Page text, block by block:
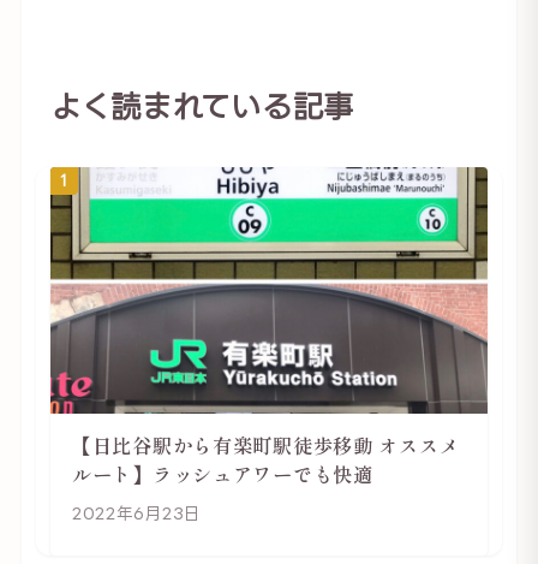
よく読まれている記事
1
【日比谷駅から有楽町駅徒歩移動 オススメ
ルート】ラッシュアワーでも快適
2022年6月23日